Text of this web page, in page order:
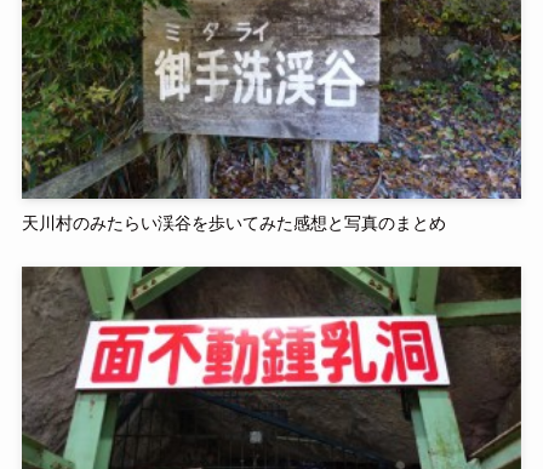
天川村のみたらい渓谷を歩いてみた感想と写真のまとめ